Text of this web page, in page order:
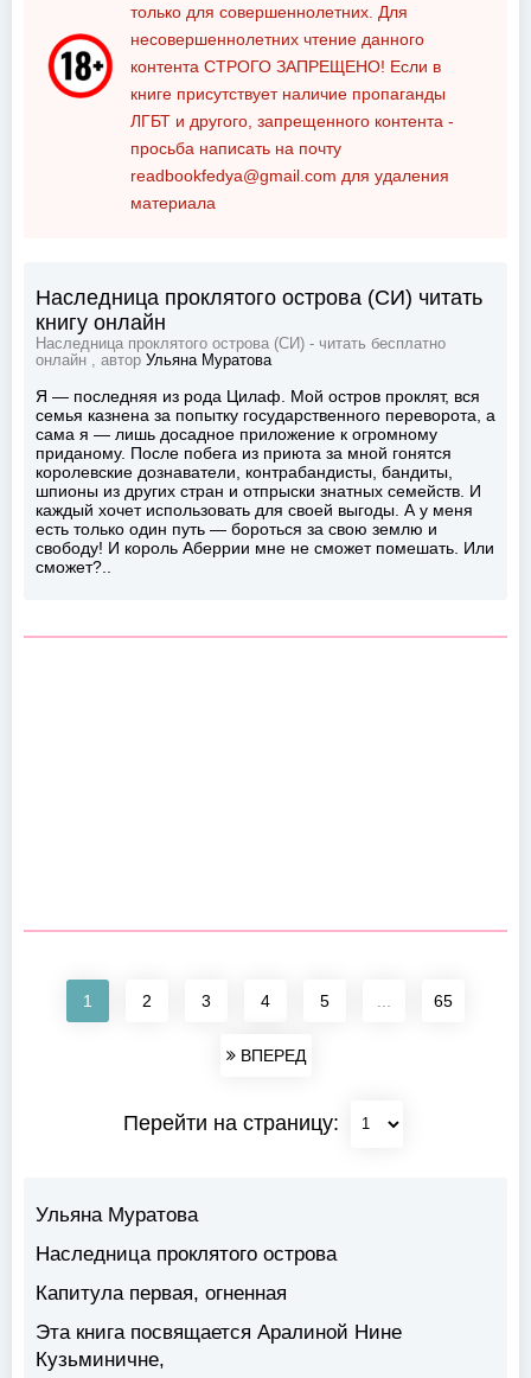
только для совершеннолетних. Для
несовершеннолетних чтение данного
контента СТРОГО ЗАПРЕЩЕНО! Если в
книге присутствует наличие пропаганды
ЛГБТ и другого, запрещенного контента -
просьба написать на почту
readbookfedya@gmail.com для удаления
материала
Наследница проклятого острова (СИ) читать
книгу онлайн
Наследница проклятого острова (СИ) - читать бесплатно
онлайн , автор Ульяна Муратова
Я — последняя из рода Цилаф. Мой остров проклят, вся
семья казнена за попытку государственного переворота, а
сама я — лишь досадное приложение к огромному
приданому. После побега из приюта за мной гонятся
королевские дознаватели, контрабандисты, бандиты,
шпионы из других стран и отпрыски знатных семейств. И
каждый хочет использовать для своей выгоды. А у меня
есть только один путь — бороться за свою землю и
свободу! И король Аберрии мне не сможет помешать. Или
сможет?..
1 2 3 4 5 65
ВПЕРЕД
Перейти на страницу:
Ульяна Муратова
Наследница проклятого острова
Капитула первая, огненная
Эта книга посвящается Аралиной Нине
Кузьминичне,